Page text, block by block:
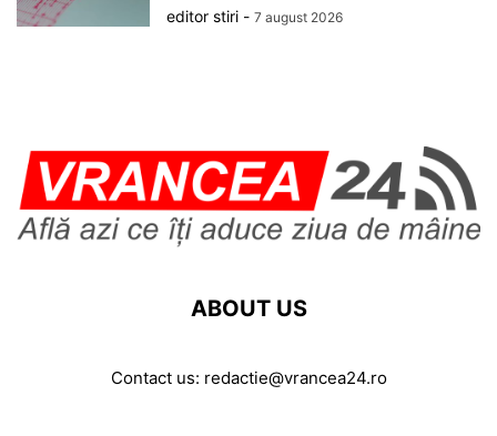
editor stiri - 7 august 2026
ABOUT US
Contact us: redactie@vrancea24.ro